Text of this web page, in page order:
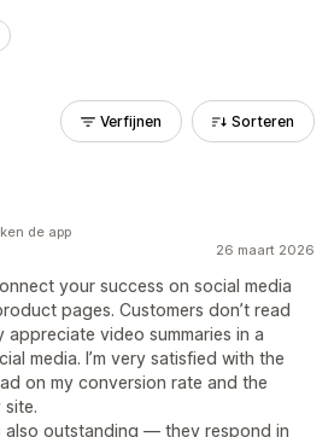
Verfijnen Sorteren
26 maart 2026
your success on social media
pages. Customers don’t read
video summaries in a
media. I’m very satisfied with the
on my conversion rate and the
site.
also outstanding — they respond in
de app